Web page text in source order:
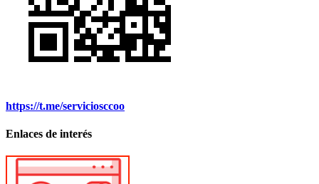
https://t.me/serviciosccoo
Enlaces de interés